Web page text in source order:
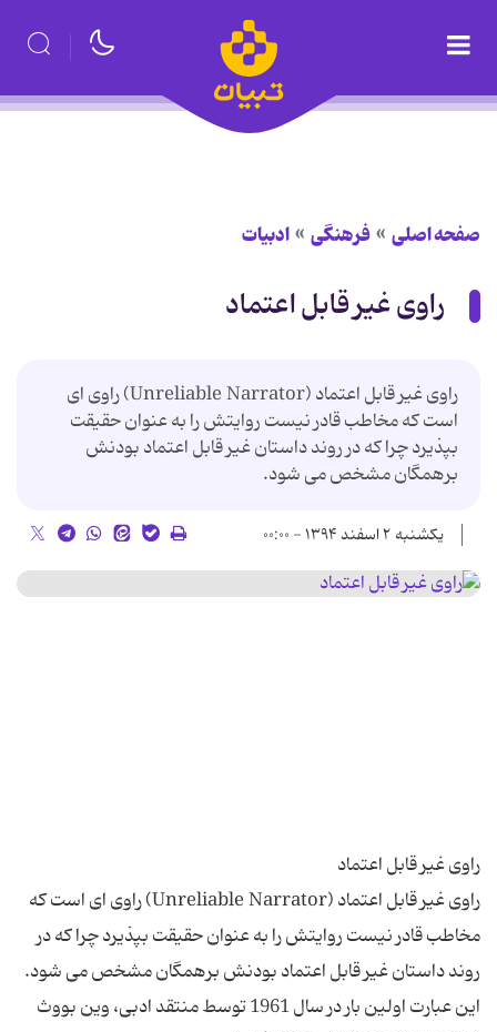
صفحه اصلی فرهنگی ادبیات
راوی غیر قابل اعتماد
راوی غیر قابل اعتماد (Unreliable Narrator) راوی ای
است که مخاطب قادر نیست روایتش را به عنوان حقیقت
بپذیرد چرا که در روند داستان غیر قابل اعتماد بودنش
برهمگان مشخص می شود.
یکشنبه ۲ اسفند ۱۳۹۴ - ۰۰:۰۰
راوی غیر قابل اعتماد (Unreliable Narrator) راوی ای است که
مخاطب قادر نیست روایتش را به عنوان حقیقت بپذیرد چرا که در
روند داستان غیر قابل اعتماد بودنش برهمگان مشخص می شود.
این عبارت اولین بار در سال 1961 توسط منتقد ادبی، وین بووث